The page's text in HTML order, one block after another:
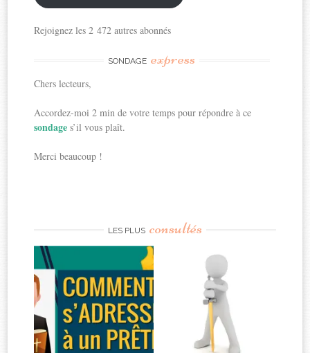
Rejoignez les 2 472 autres abonnés
SONDAGE express
Chers lecteurs,
Accordez-moi 2 min de votre temps pour répondre à ce
sondages’il vous plaît.
Merci beaucoup !
LES PLUS consultés